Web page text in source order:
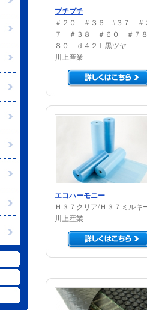
プチプチ
＃２０ ＃３６ #３７ ＃
７ ＃３８ ＃６０ ＃７
８０ ｄ４２Ｌ黒ツヤ
川上産業
エコハーモニー
Ｈ３７クリア/Ｈ３７ミルキ
川上産業